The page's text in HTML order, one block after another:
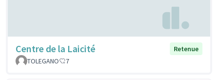
Centre de la Laicité
Retenue
TOLEGANO
7